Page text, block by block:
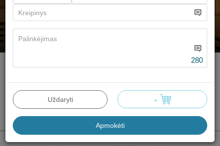
Min.: 2 n. 268 €
Sveikatinimo programa ,,Harmonija“
Dovanoti
Vienvietis
standartinis
kambarys (A
korpusas)
2n. 1-0-0
280
Uždaryti +
Apmokėti